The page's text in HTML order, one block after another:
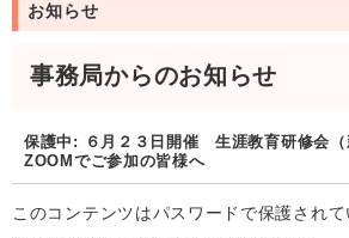
お知らせ
事務局からのお知らせ
保護中: ６月２３日開催 生涯教育研修会（
ZOOMでご参加の皆様へ
このコンテンツはパスワードで保護され